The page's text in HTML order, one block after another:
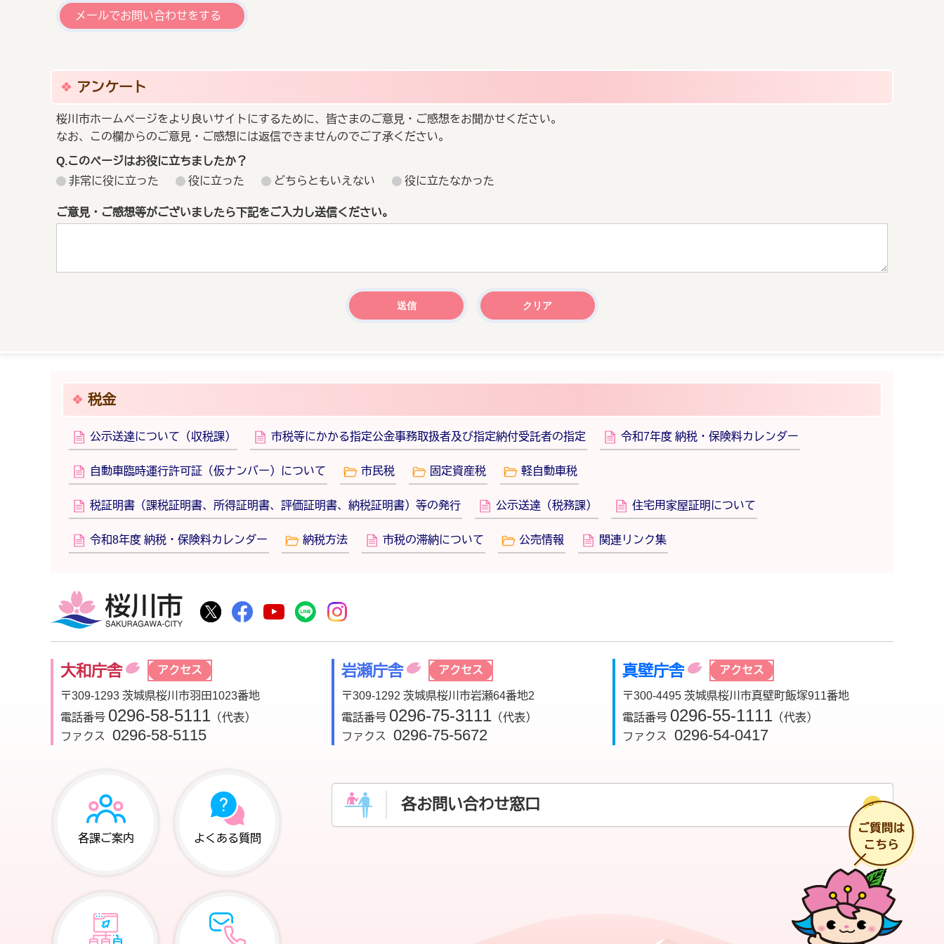
メールでお問い合わせをする
アンケート
桜川市ホームページをより良いサイトにするために、皆さまのご意見・ご感想をお聞かせください。
なお、この欄からのご意見・ご感想には返信できませんのでご了承ください。
Q.このページはお役に立ちましたか？
非常に役に立った
役に立った どちらともいえない 役に立たなかった
ご意見・ご感想等がございましたら下記をご入力し送信ください。
税金
公示送達について（収税課） 市税等にかかる指定公金事務取扱者及び指定納付受託者の指定 令和7年度 納税・保険料カレンダー
自動車臨時運行許可証（仮ナンバー）について 市民税 固定資産税 軽自動車税
税証明書（課税証明書、所得証明書、評価証明書、納税証明書）等の発行 公示送達（税務課） 住宅用家屋証明について
令和8年度 納税・保険料カレンダー 納税方法 市税の滞納について 公売情報 関連リンク集
桜川市公式Twitter
桜川市公式Facebook
桜川市公式YouTube
桜川市公式LINE
大和庁舎 アクセス
〒309-1293 茨城県桜川市羽田1023番地
電話番号 0296-58-5111 （代表）
ファクス
0296-58-5115
岩瀬庁舎 アクセス
〒309-1292 茨城県桜川市岩瀬64番地2
電話番号 0296-75-3111 （代表）
ファクス
0296-75-5672
真壁庁舎 アクセス
〒300-4495 茨城県桜川市真壁町飯塚911番地
電話番号 0296-55-1111 （代表）
ファクス
0296-54-0417
各課ご案内 よくある質問
各お問い合わせ窓口